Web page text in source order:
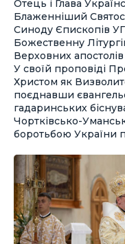
Отець і Глава
Блаженніший
Синоду Єпископів
Божественну
Верховних
У своїй проповіді
Христом як
поєднавши
гадаринських
Чортківсько-
боротьбою України